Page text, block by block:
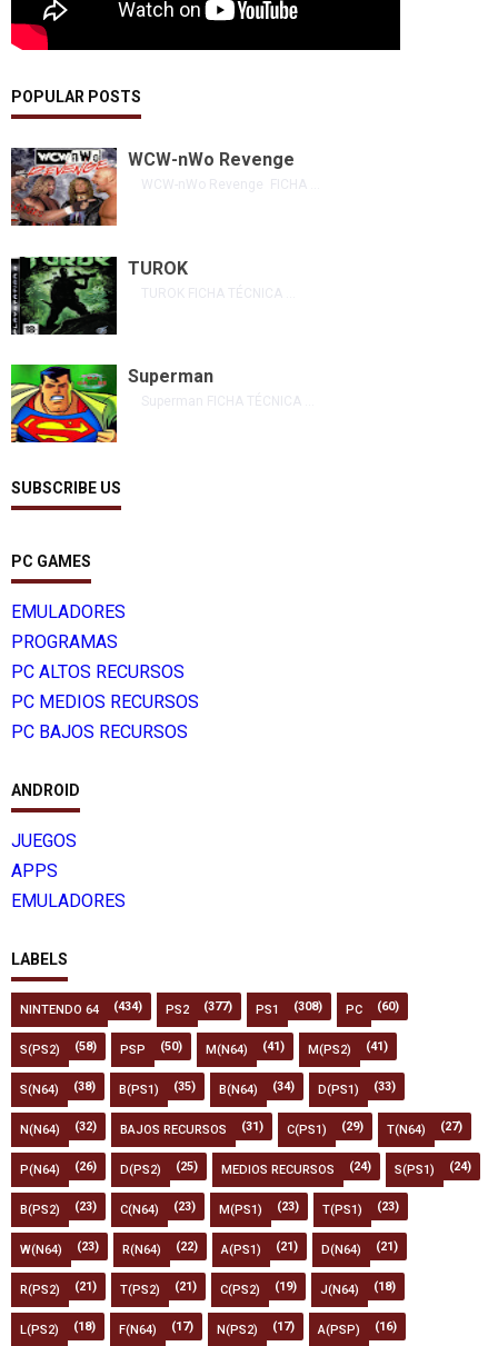
POPULAR POSTS
WCW-nWo Revenge
WCW-nWo Revenge FICHA ...
TUROK
TUROK FICHA TÉCNICA ...
Superman
Superman FICHA TÉCNICA ...
SUBSCRIBE US
PC GAMES
EMULADORES
PROGRAMAS
PC ALTOS RECURSOS
PC MEDIOS RECURSOS
PC BAJOS RECURSOS
ANDROID
JUEGOS
APPS
EMULADORES
LABELS
NINTENDO 64 (434) PS2 (377) PS1 (308) PC (60)
S(PS2) (58) PSP (50) M(N64) (41) M(PS2) (41)
S(N64) (38) B(PS1) (35) B(N64) (34) D(PS1) (33)
N(N64) (32) BAJOS RECURSOS (31) C(PS1) (29) T(N64) (27)
P(N64) (26) D(PS2) (25) MEDIOS RECURSOS (24) S(PS1) (24)
B(PS2) (23) C(N64) (23) M(PS1) (23) T(PS1) (23)
W(N64) (23) R(N64) (22) A(PS1) (21) D(N64) (21)
R(PS2) (21) T(PS2) (21) C(PS2) (19) J(N64) (18)
L(PS2) (18) F(N64) (17) N(PS2) (17) A(PSP) (16)